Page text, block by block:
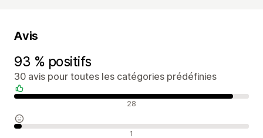
Avis
93 % positifs
30 avis pour toutes les catégories prédéfinies
Avis positifs 28
Avis neutres 1